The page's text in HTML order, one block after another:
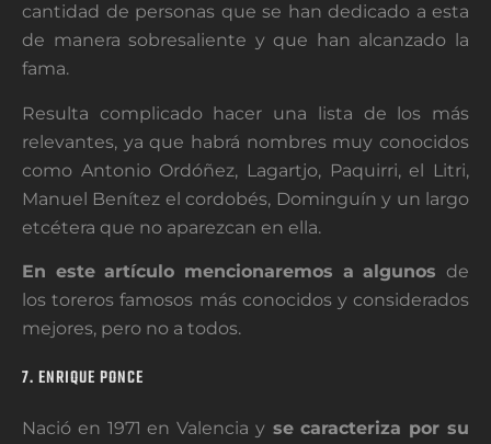
cantidad de personas que se han dedicado a esta
de manera sobresaliente y que han alcanzado la
fama.
Resulta complicado hacer una lista de los más
relevantes, ya que habrá nombres muy conocidos
como Antonio Ordóñez, Lagartjo, Paquirri, el Litri,
Manuel Benítez el cordobés, Dominguín y un largo
etcétera que no aparezcan en ella.
En este artículo mencionaremos a algunos de
los toreros famosos más conocidos y considerados
mejores, pero no a todos.
7. ENRIQUE PONCE
Nació en 1971 en Valencia yse caracteriza por su